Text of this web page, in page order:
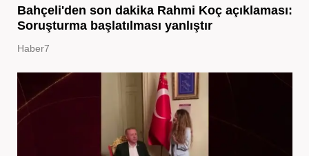
Bahçeli'den son dakika Rahmi Koç açıklaması:
Soruşturma başlatılması yanlıştır
Haber7